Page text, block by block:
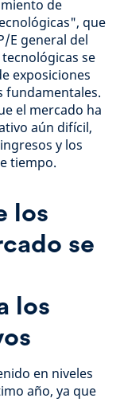
de
que
E general del
tecnológicas se
exposiciones
fundamentales.
el mercado ha
aún difícil,
y los
tiempo.
los
se
los
en niveles
año, ya que